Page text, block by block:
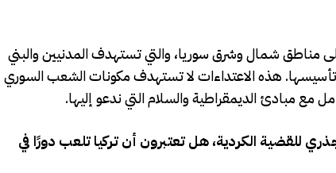
مناطق شمال وشرق سوريا، والتي تستهدف المدنيين والبني
تأسيسها. هذه الاعتداءات لا تستهدف مكونات الشعب السوري
مبادئ الديمقراطية والسلام التي ندعو إليها.
للقضية الكردية، هل تعتبرون أن تركيا تلعب دورًا في